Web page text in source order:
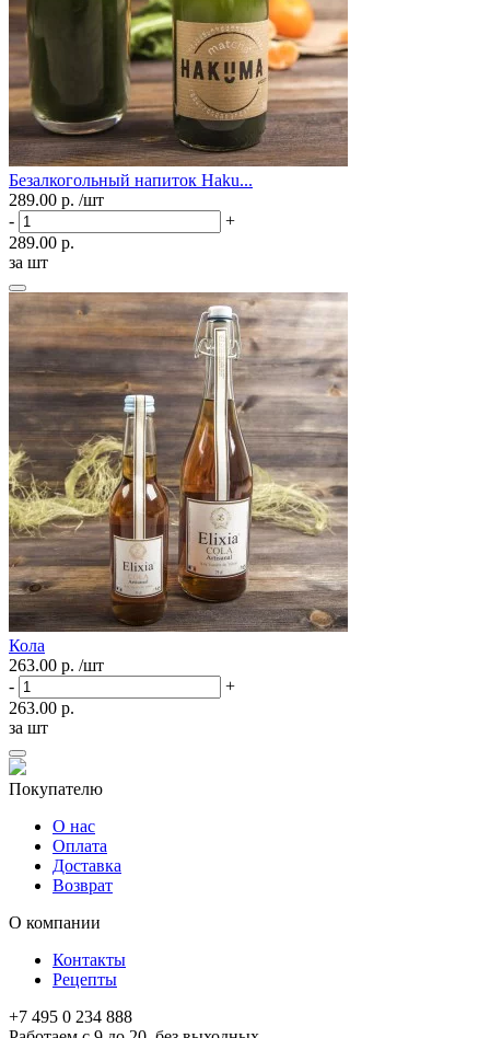
Безалкогольный напиток Haku...
289.00 р. /шт
-
+
289.00 р.
за шт
Кола
263.00 р. /шт
-
+
263.00 р.
за шт
Покупателю
О нас
Оплата
Доставка
Возврат
О компании
Контакты
Рецепты
+7 495 0 234 888